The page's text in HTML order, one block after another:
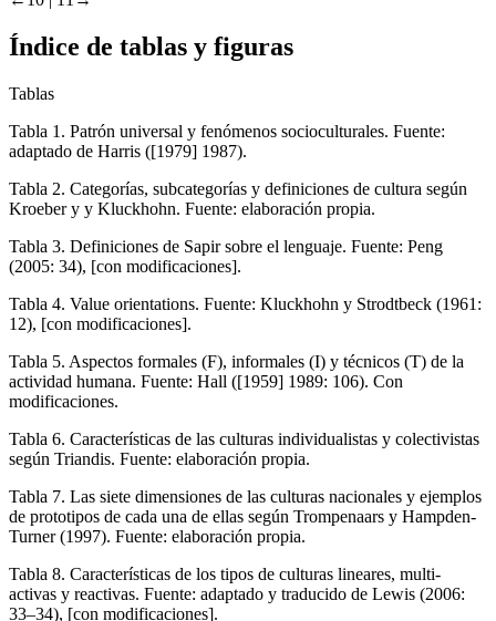
Índice de tablas y figuras
Tablas
Tabla 1. Patrón universal y fenómenos socioculturales. Fuente:
adaptado de Harris ([1979] 1987).
Tabla 2. Categorías, subcategorías y definiciones de cultura según
Kroeber y y Kluckhohn. Fuente: elaboración propia.
Tabla 3. Definiciones de Sapir sobre el lenguaje. Fuente: Peng
(2005: 34), [con modificaciones].
Tabla 4. Value orientations. Fuente: Kluckhohn y Strodtbeck (1961:
12), [con modificaciones].
Tabla 5. Aspectos formales (F), informales (I) y técnicos (T) de la
actividad humana. Fuente: Hall ([1959] 1989: 106). Con
modificaciones.
Tabla 6. Características de las culturas individualistas y colectivistas
según Triandis. Fuente: elaboración propia.
Tabla 7. Las siete dimensiones de las culturas nacionales y ejemplos
de prototipos de cada una de ellas según Trompenaars y Hampden-
Turner (1997). Fuente: elaboración propia.
Tabla 8. Características de los tipos de culturas lineares, multi-
activas y reactivas. Fuente: adaptado y traducido de Lewis (2006:
33–34), [con modificaciones].